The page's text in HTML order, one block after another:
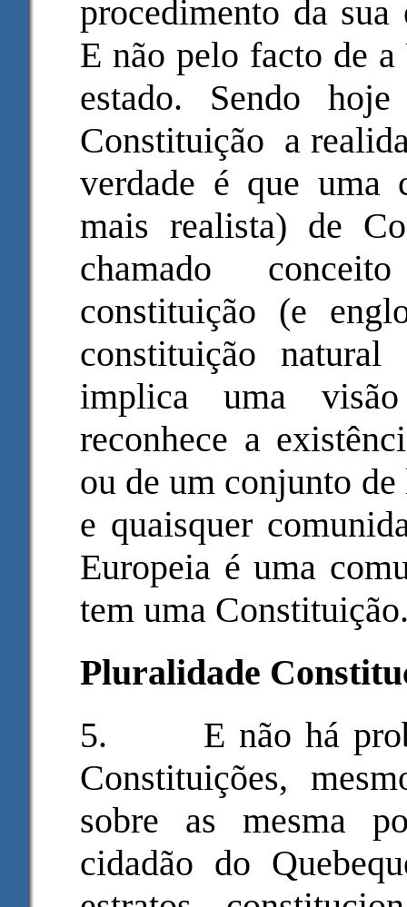
procedimento da sua
E não pelo facto de
estado. Sendo
Constituição a
verdade é que uma
mais realista) de
chamado
constituição (e
constituição
implica uma
reconhece a
ou de um conjunto
e quaisquer
Europeia é uma
tem uma
Pluralidade
5. E não há
Constituições,
sobre as mesma
cidadão do